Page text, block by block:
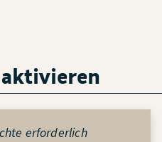
erforderlich